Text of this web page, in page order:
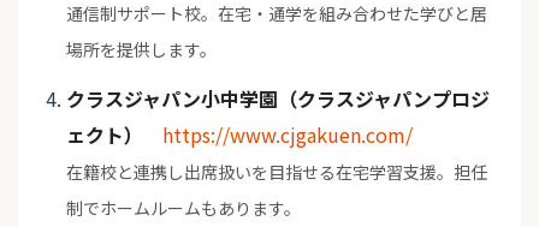
通信制サポート校。在宅・通学を組み合わせた学びと居
場所を提供します。
クラスジャパン小中学園（クラスジャパンプロジ
ェクト）
https://www.cjgakuen.com/
在籍校と連携し出席扱いを目指せる在宅学習支援。担任
制でホームルームもあります。